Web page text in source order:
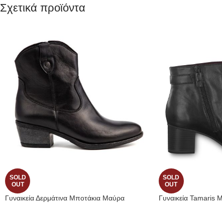
Σχετικά προϊόντα
SOLD
OUT
Γυναικεία Δερμάτινα Μποτάκια Μαύρα
SOLD
OUT
Γυναικεία Tamaris